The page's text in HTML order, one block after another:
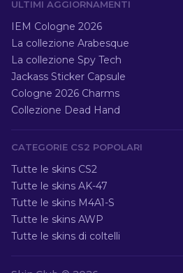
ULTIMI AGGIORNAMENTI
IEM Cologne 2026
La collezione Arabesque
La collezione Spy Tech
Jackass Sticker Capsule
Cologne 2026 Charms
Collezione Dead Hand
CATEGORIE CS2 POPOLARI
Tutte le skins CS2
Tutte le skins AK-47
Tutte le skins M4A1-S
Tutte le skins AWP
Tutte le skins di coltelli